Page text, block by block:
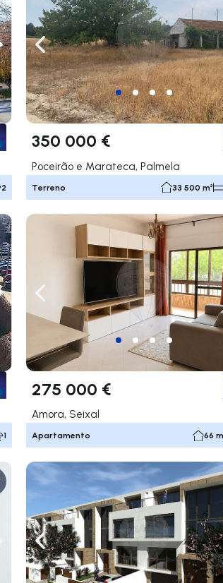
para a direita
2
Navegação para a esquerda
350 000 €
Poceirão e Marateca, Palmela
Terreno 33 500 m²
para a direita
1
Navegação para a esquerda
275 000 €
Amora, Seixal
Apartamento 66
Navegação para a direita
Navegação para a esquerda